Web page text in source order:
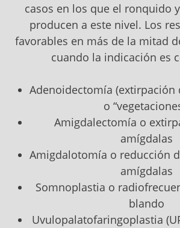
casos en los que el ronquido y
producen a este nivel. Los
favorables en más de la mitad
cuando la indicación es
Adenoidectomía (extirpación
o
Amigdalectomía o
amígdalas
Amigdalotomía o reducción
amígdalas
Somnoplastia o
blando
Uvulopalatofaringoplastia